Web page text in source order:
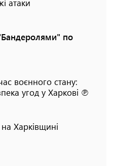
атаки
по
воєнного стану:
угод у Харкові ℗
Харківщині